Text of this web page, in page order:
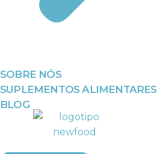
SOBRE NÓS
SUPLEMENTOS ALIMENTARES
BLOG